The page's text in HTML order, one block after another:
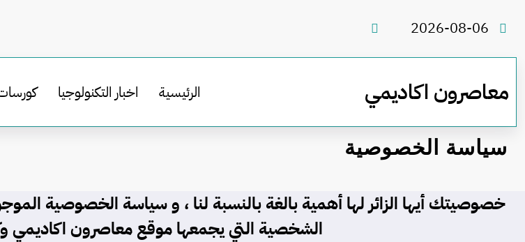
2026-08-06
معاصرون اكاديمي الرئيسية اخبار التكنولوجيا
سياسة الخصوصية
خصوصيتك أيها الزائر لها أهمية بالغة بالنسبة لنا ، و سياسة الخصوصية
الشخصية التي يجمعها موقعمعاصرون اكاديمي